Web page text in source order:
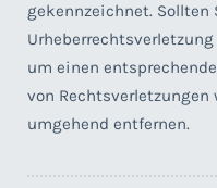
gekennzeichnet. Sollten
um einen
von
umgehend entfernen.